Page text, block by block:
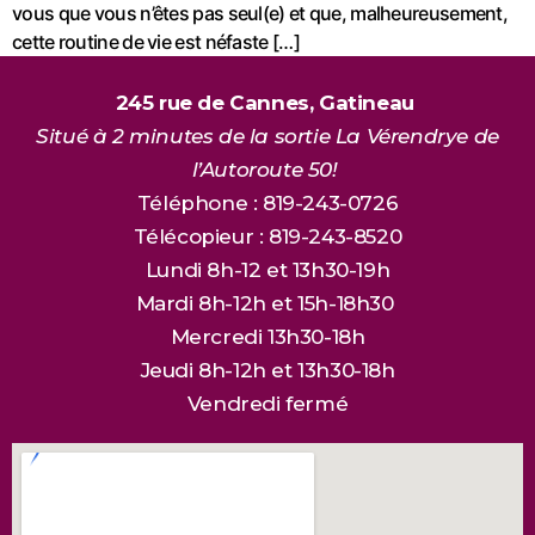
vous que vous n’êtes pas seul(e) et que, malheureusement,
cette routine de vie est néfaste […]
245 rue de Cannes, Gatineau
Situé à 2 minutes de la sortie La Vérendrye de
l’Autoroute 50!
Téléphone : 819-243-0726
Télécopieur : 819-243-8520
Lundi 8h-12 et 13h30-19h
Mardi 8h-12h et 15h-18h30
Mercredi 13h30-18h
Jeudi 8h-12h et 13h30-18h
Vendredi fermé